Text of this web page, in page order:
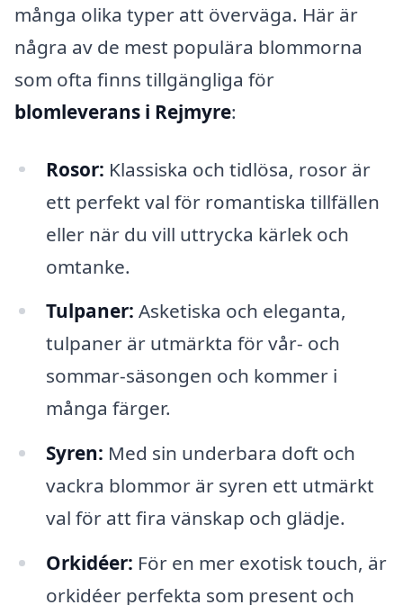
många olika typer att överväga. Här är
några av de mest populära blommorna
som ofta finns tillgängliga för
blomleverans i Rejmyre:
Rosor: Klassiska och tidlösa, rosor är
ett perfekt val för romantiska tillfällen
eller när du vill uttrycka kärlek och
omtanke.
Tulpaner: Asketiska och eleganta,
tulpaner är utmärkta för vår- och
sommar-säsongen och kommer i
många färger.
Syren: Med sin underbara doft och
vackra blommor är syren ett utmärkt
val för att fira vänskap och glädje.
Orkidéer: För en mer exotisk touch, är
orkidéer perfekta som present och